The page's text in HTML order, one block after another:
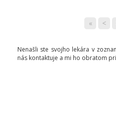
« <
Nenašli ste svojho lekára v
nás kontaktuje a mi ho obratom